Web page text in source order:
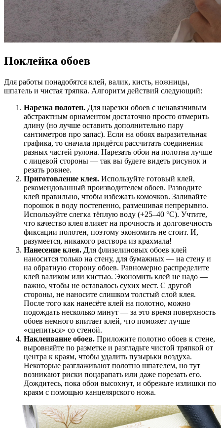
Поклейка обоев
Для работы понадобятся клей, валик, кисть, ножницы,
шпатель и чистая тряпка. Алгоритм действий следующий:
Нарезка полотен. Для нарезки обоев с ненавязчивым
абстрактным орнаментом достаточно просто отмерить
длину (но лучше оставить дополнительно пару
сантиметров про запас). Если на обоях выразительная
графика, то сначала придётся рассчитать соединения
разных частей рулона. Нарезать обои на полотна лучше
с лицевой стороны — так вы будете видеть рисунок и
резать ровнее.
Приготовление клея. Используйте готовый клей,
рекомендованный производителем обоев. Разводите
клей правильно, чтобы избежать комочков. Заливайте
порошок в воду постепенно, размешивая непрерывно.
Используйте слегка тёплую воду (+25–40 °C). Учтите,
что качество клея влияет на прочность и долговечность
фиксации полотен, поэтому экономить не стоит. И,
разумеется, никакого раствора из крахмала!
Нанесение клея. Для флизелиновых обоев клей
наносится только на стену, для бумажных — на стену и
на обратную сторону обоев. Равномерно распределите
клей валиком или кистью. Экономить клей не надо —
важно, чтобы не оставалось сухих мест. С другой
стороны, не наносите слишком толстый слой клея.
После того как нанесёте клей на полотно, можно
подождать несколько минут — за это время поверхность
обоев немного впитает клей, что поможет лучше
«сцепиться» со стеной.
Наклеивание обоев. Приложите полотно обоев к стене,
выровняйте по разметке и разгладьте чистой тряпкой от
центра к краям, чтобы удалить пузырьки воздуха.
Некоторые разглаживают полотно шпателем, но тут
возникают риски поцарапать или даже порезать его.
Дождитесь, пока обои высохнут, и обрежьте излишки по
краям с помощью канцелярского ножа.